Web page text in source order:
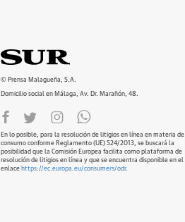
© Prensa Malagueña, S.A.
Domicilio social en Málaga, Av. Dr. Marañón, 48.
En lo posible, para la resolución de litigios en línea en materia de
consumo conforme Reglamento (UE) 524/2013, se buscará la
posibilidad que la Comisión Europea facilita como plataforma de
resolución de litigios en línea y que se encuentra disponible en el
enlace https://ec.europa.eu/consumers/odr.